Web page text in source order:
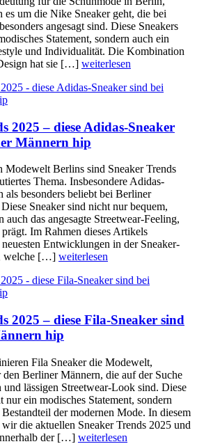
es um die Nike Sneaker geht, die bei
angesagt sind. Diese Sneakers
Statement, sondern auch ein
und Individualität. Die Kombination
hat sie […] weiterlesen
2025 – diese Adidas-Sneaker
Männern hip
Modewelt Berlins sind Sneaker Trends
Thema. Insbesondere Adidas-
als besonders beliebt bei Berliner
Sneaker sind nicht nur bequem,
auch das angesagte Streetwear-Feeling,
Im Rahmen dieses Artikels
Entwicklungen in der Sneaker-
welche […] weiterlesen
2025 – diese Fila-Sneaker sind
hip
Fila Sneaker die Modewelt,
den Berliner Männern, die auf der Suche
und lässigen Streetwear-Look sind. Diese
nur ein modisches Statement, sondern
der modernen Mode. In diesem
die aktuellen Sneaker Trends 2025 und
der […] weiterlesen